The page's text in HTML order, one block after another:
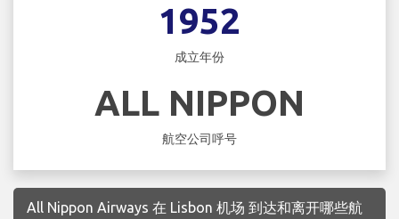
1952
成立年份
ALL NIPPON
航空公司呼号
All Nippon Airways 在 Lisbon 机场 到达和离开哪些航